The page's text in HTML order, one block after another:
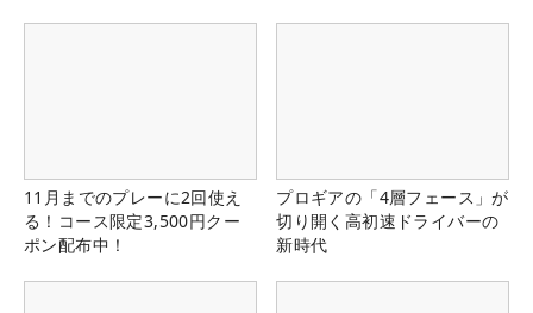
11月までのプレーに2回使え
る！コース限定3,500円クー
ポン配布中！
プロギアの「4層フェース」が
切り開く高初速ドライバーの
新時代